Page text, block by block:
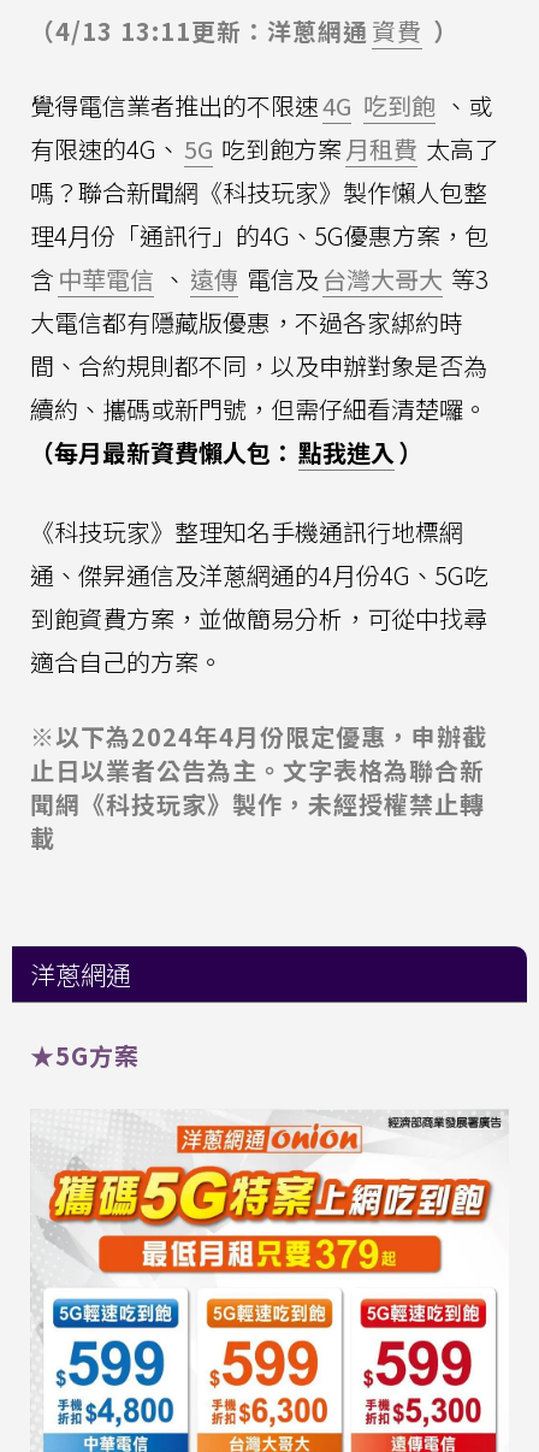
（4/13 13:11更新：洋蔥網通 資費 ）
覺得電信業者推出的不限速4G 吃到飽 、或
有限速的4G、 5G 吃到飽方案 月租費 太高了
嗎？聯合新聞網《科技玩家》製作懶人包整
理4月份「通訊行」的4G、5G優惠方案，包
含 中華電信 、 遠傳 電信及 台灣大哥大 等3
大電信都有隱藏版優惠，不過各家綁約時
間、合約規則都不同，以及申辦對象是否為
續約、攜碼或新門號，但需仔細看清楚囉。
（每月最新資費懶人包： 點我進入）
《科技玩家》整理知名手機通訊行地標網
通、傑昇通信及洋蔥網通的4月份4G、5G吃
到飽資費方案，並做簡易分析，可從中找尋
適合自己的方案。
※以下為2024年4月份限定優惠，申辦截
止日以業者公告為主。文字表格為聯合新
聞網《科技玩家》製作，未經授權禁止轉
載
洋蔥網通
★5G方案